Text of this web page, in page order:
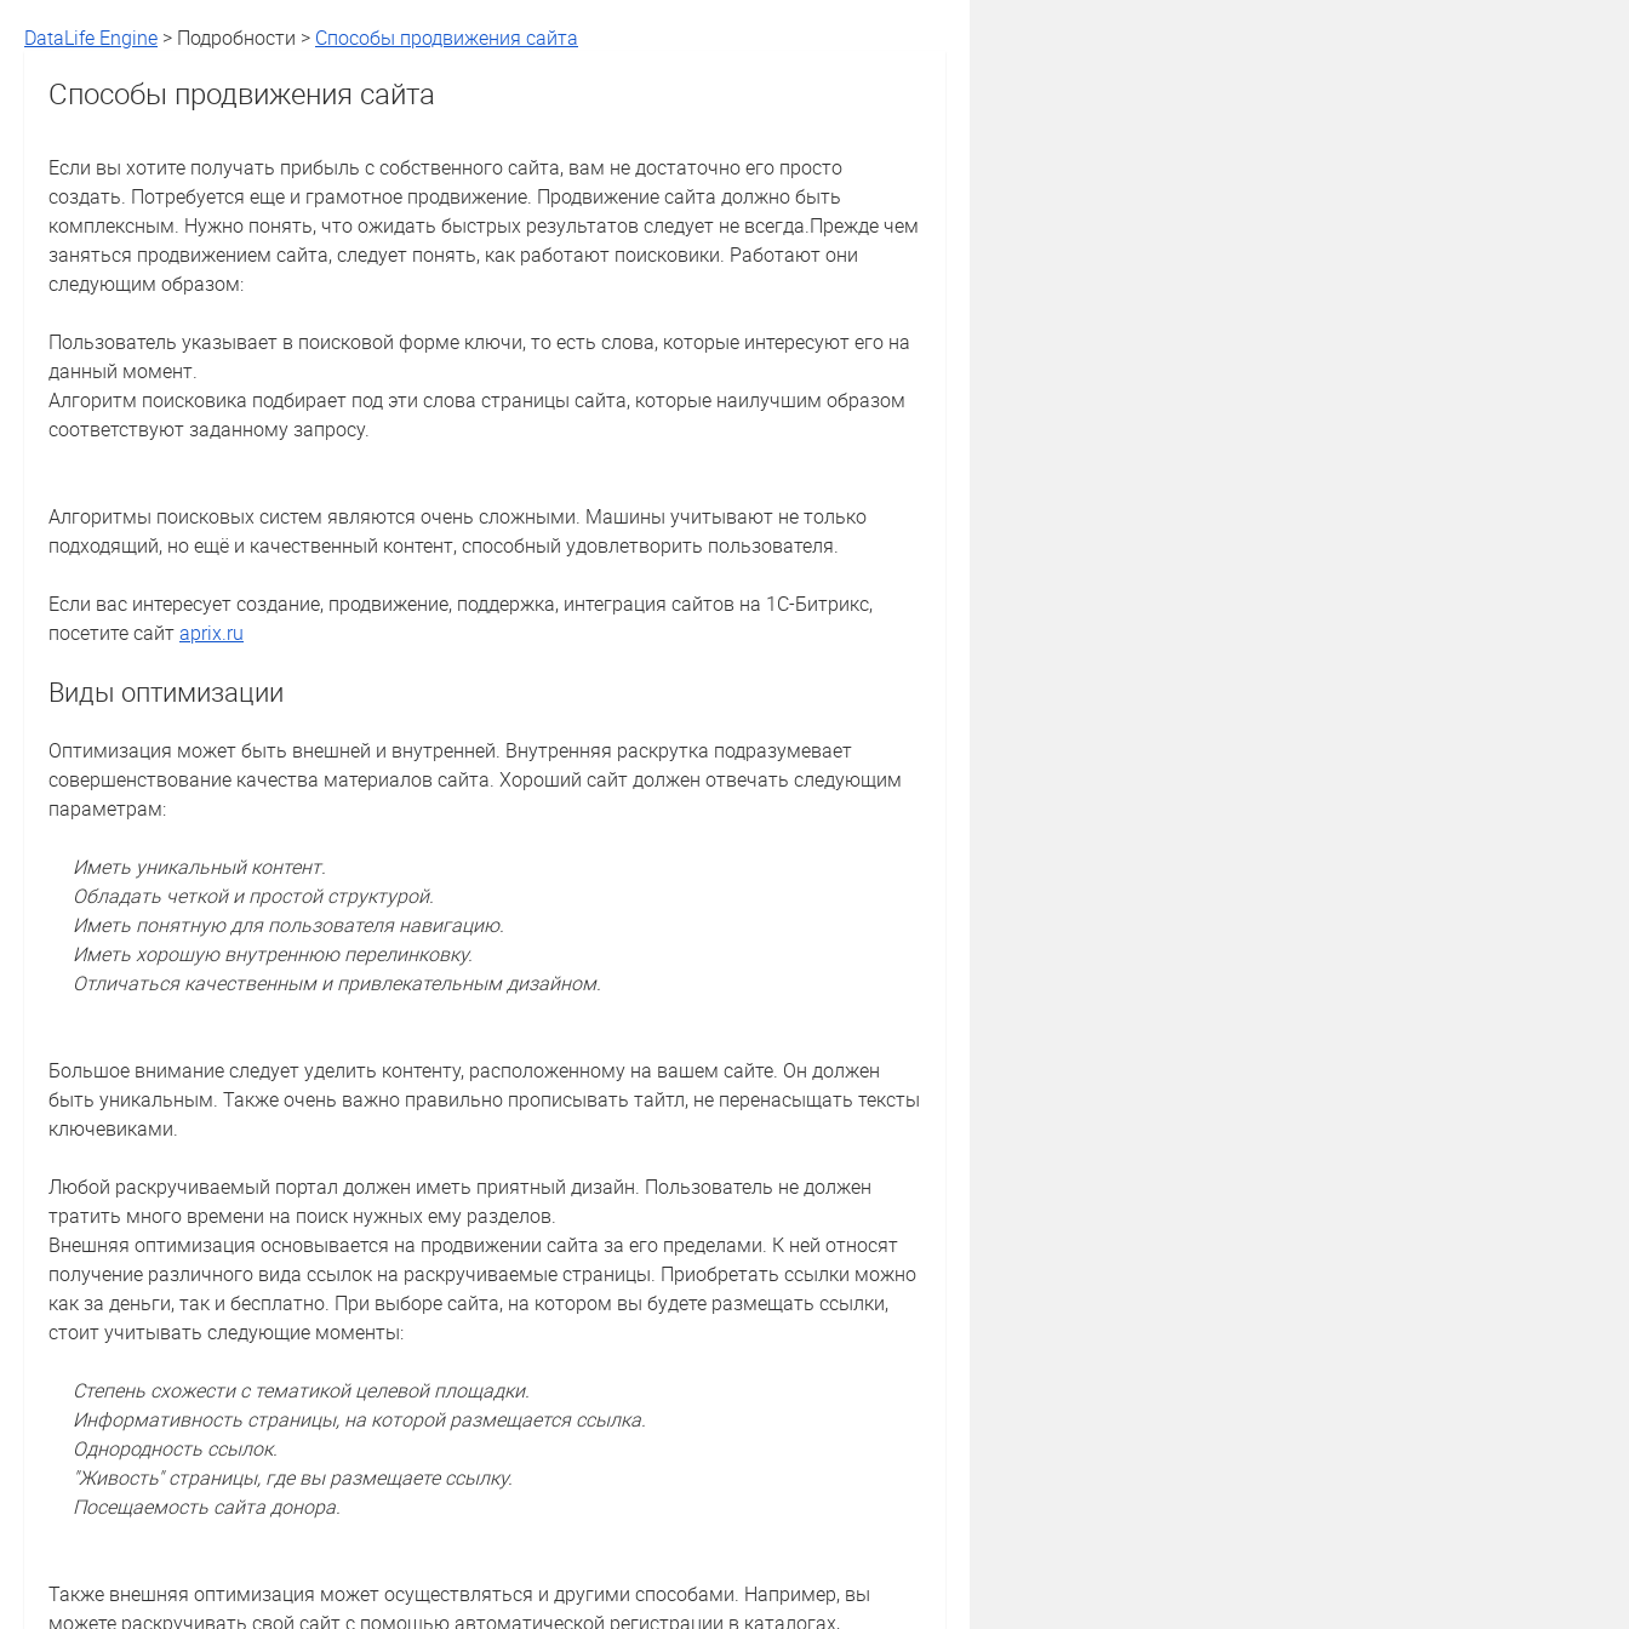
DataLife Engine > Подробности > Способы продвижения сайта
Способы продвижения сайта
Если вы хотите получать прибыль с собственного сайта, вам не достаточно его просто
создать. Потребуется еще и грамотное продвижение. Продвижение сайта должно быть
комплексным. Нужно понять, что ожидать быстрых результатов следует не всегда.Прежде чем
заняться продвижением сайта, следует понять, как работают поисковики. Работают они
следующим образом:
Пользователь указывает в поисковой форме ключи, то есть слова, которые интересуют его на
данный момент.
Алгоритм поисковика подбирает под эти слова страницы сайта, которые наилучшим образом
соответствуют заданному запросу.
Алгоритмы поисковых систем являются очень сложными. Машины учитывают не только
подходящий, но ещё и качественный контент, способный удовлетворить пользователя.
Если вас интересует создание, продвижение, поддержка, интеграция сайтов на 1С-Битрикс,
посетите сайтaprix.ru
Виды оптимизации
Оптимизация может быть внешней и внутренней. Внутренняя раскрутка подразумевает
совершенствование качества материалов сайта. Хороший сайт должен отвечать следующим
параметрам:
Иметь уникальный контент.
Обладать четкой и простой структурой.
Иметь понятную для пользователя навигацию.
Иметь хорошую внутреннюю перелинковку.
Отличаться качественным и привлекательным дизайном.
Большое внимание следует уделить контенту, расположенному на вашем сайте. Он должен
быть уникальным. Также очень важно правильно прописывать тайтл, не перенасыщать тексты
ключевиками.
Любой раскручиваемый портал должен иметь приятный дизайн. Пользователь не должен
тратить много времени на поиск нужных ему разделов.
Внешняя оптимизация основывается на продвижении сайта за его пределами. К ней относят
получение различного вида ссылок на раскручиваемые страницы. Приобретать ссылки можно
как за деньги, так и бесплатно. При выборе сайта, на котором вы будете размещать ссылки,
стоит учитывать следующие моменты:
Степень схожести с тематикой целевой площадки.
Информативность страницы, на которой размещается ссылка.
Однородность ссылок.
"Живость" страницы, где вы размещаете ссылку.
Посещаемость сайта донора.
Также внешняя оптимизация может осуществляться и другими способами. Например, вы
можете раскручивать свой сайт с помощью автоматической регистрации в каталогах,